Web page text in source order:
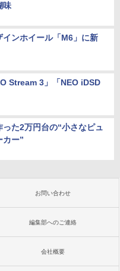
味
インホイール「M6」に新
Stream 3」「NEO iDSD
た2万円台の“小さなピュ
カー”
お問い合わせ
編集部へのご連絡
会社概要